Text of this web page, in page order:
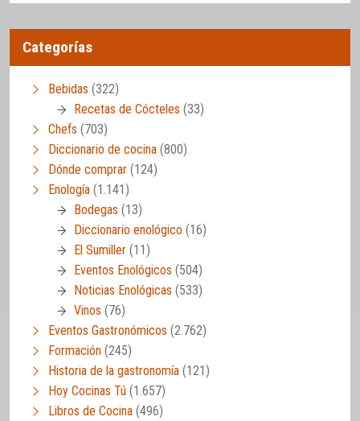
Categorías
Bebidas (322)
Recetas de Cócteles (33)
Chefs (703)
Diccionario de cocina (800)
Dónde comprar (124)
Enología (1.141)
Bodegas (13)
Diccionario enológico (16)
El Sumiller (11)
Eventos Enológicos (504)
Noticias Enológicas (533)
Vinos (76)
Eventos Gastronómicos (2.762)
Formación (245)
Historia de la gastronomía (121)
Hoy Cocinas Tú (1.657)
Libros de Cocina (496)